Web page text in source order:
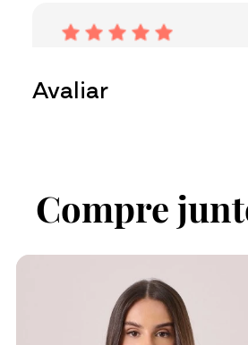
22/04/2026 às 10:40
Marina S.
05/01/2026 às 15:11
Avaliar
Compre